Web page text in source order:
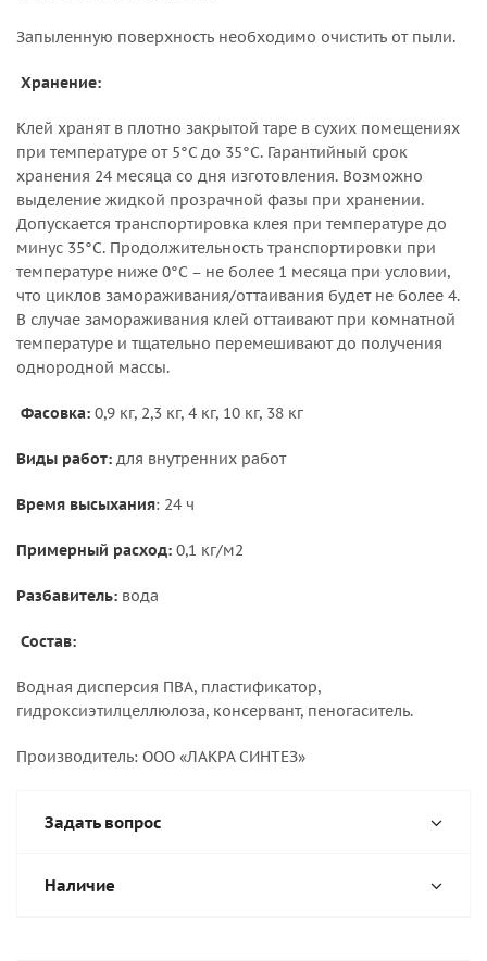
Запыленную поверхность необходимо очистить от пыли.
Хранение:
Клей хранят в плотно закрытой таре в сухих помещениях
при температуре от 5°С до 35°С. Гарантийный срок
хранения 24 месяца со дня изготовления. Возможно
выделение жидкой прозрачной фазы при хранении.
Допускается транспортировка клея при температуре до
минус 35°С. Продолжительность транспортировки при
температуре ниже 0°С – не более 1 месяца при условии,
что циклов замораживания/оттаивания будет не более 4.
В случае замораживания клей оттаивают при комнатной
температуре и тщательно перемешивают до получения
однородной массы.
Фасовка: 0,9 кг, 2,3 кг, 4 кг, 10 кг, 38 кг
Виды работ: для внутренних работ
Время высыхания: 24 ч
Примерный расход: 0,1 кг/м2
Разбавитель: вода
Состав:
Водная дисперсия ПВА, пластификатор,
гидроксиэтилцеллюлоза, консервант, пеногаситель.
Производитель: ООО «ЛАКРА СИНТЕЗ»
Задать вопрос
Наличие